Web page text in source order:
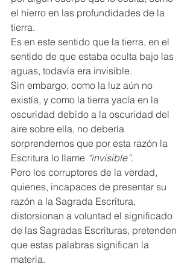
el hierro en las profundidades de la
tierra.
Es en este sentido que la tierra, en el
sentido de que estaba oculta bajo las
aguas, todavía era invisible.
Sin embargo, como la luz aún no
existía, y como la tierra yacía en la
oscuridad debido a la oscuridad del
aire sobre ella, no debería
sorprendernos que por esta razón la
Escritura lo llame “invisible”.
Pero los corruptores de la verdad,
quienes, incapaces de presentar su
razón a la Sagrada Escritura,
distorsionan a voluntad el significado
de las Sagradas Escrituras, pretenden
que estas palabras significan la
materia.